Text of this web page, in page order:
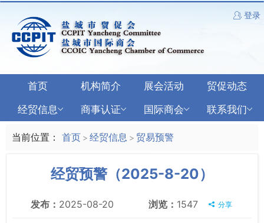
登录
首页 机构简介 展会活动
贸促动态
经贸信息
商事认证 国际商会 联系我们
当前位置： 首页 > 经贸信息 > 贸易预警
经贸预警（2025-8-20）
发布： 2025-08-20 浏览： 1547 分享